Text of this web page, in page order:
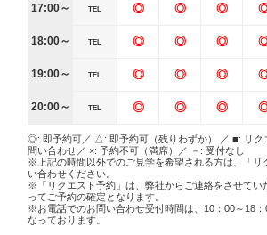
17:00～ TEL ◎ ◎ ◎
18:00～ TEL ◎ ◎ ◎
19:00～ TEL ◎ ◎ ◎
20:00～ TEL ◎ ◎ ◎
◎: 即予約可／ △: 即予約可（残りわずか） ／ ■: リク
問い合わせ／ ×: 予約不可（満席）／ －: 受付なし
※上記の時間以外でのご見学を希望される方は、「リ
い合わせください。
※「リクエスト予約」は、弊社からご連絡をさせてい
ってご予約の確定となります。
※お電話でのお問い合わせ受付時間は、10：00～18：
なっております。